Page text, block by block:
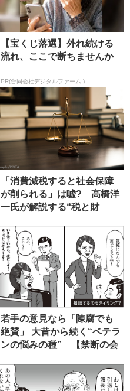
【宝くじ落選】外れ続ける
流れ、ここで断ちませんか
PR(合同会社デジタルファーム )
「消費減税すると社会保障
が削られる」は嘘? 高橋洋
一氏が解説する“税と財
若手の意見なら「陳腐でも
絶賛」 大昔から続く“ベテラ
ンの悩みの種” 【禁断の会